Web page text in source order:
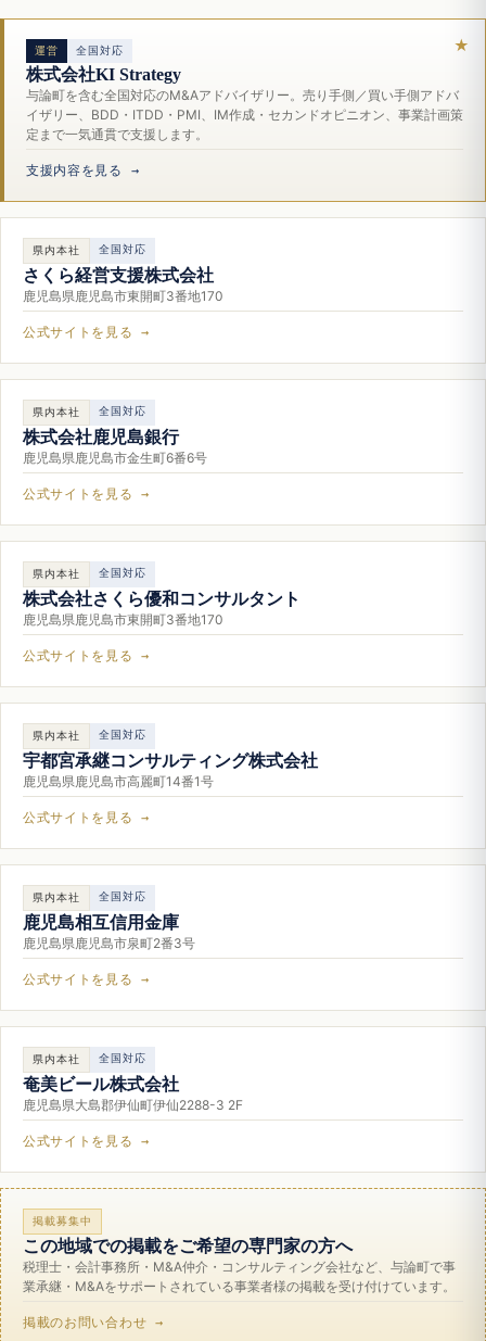
運営 全国対応
株式会社KI Strategy
与論町を含む全国対応のM&Aアドバイザリー。売り手側／買い手側アドバ
イザリー、BDD・ITDD・PMI、IM作成・セカンドオピニオン、事業計画策
定まで一気通貫で支援します。
支援内容を見る →
県内本社 全国対応
さくら経営支援株式会社
鹿児島県鹿児島市東開町3番地170
公式サイトを見る →
県内本社 全国対応
株式会社鹿児島銀行
鹿児島県鹿児島市金生町6番6号
公式サイトを見る →
県内本社 全国対応
株式会社さくら優和コンサルタント
鹿児島県鹿児島市東開町3番地170
公式サイトを見る →
県内本社 全国対応
宇都宮承継コンサルティング株式会社
鹿児島県鹿児島市高麗町14番1号
公式サイトを見る →
県内本社 全国対応
鹿児島相互信用金庫
鹿児島県鹿児島市泉町2番3号
公式サイトを見る →
県内本社 全国対応
奄美ビール株式会社
鹿児島県大島郡伊仙町伊仙2288-3 2F
公式サイトを見る →
掲載募集中
この地域での掲載をご希望の専門家の方へ
税理士・会計事務所・M&A仲介・コンサルティング会社など、与論町で事
業承継・M&Aをサポートされている事業者様の掲載を受け付けています。
掲載のお問い合わせ →